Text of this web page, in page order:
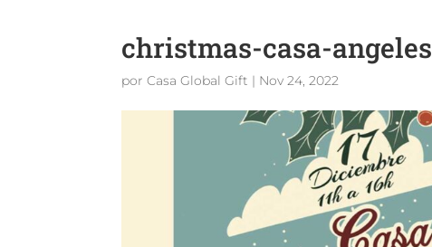
christmas-casa-angeles
porCasa Global Gift | Nov 24, 2022